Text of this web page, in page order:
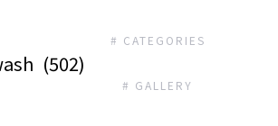
# CATEGORIES
(502)
# GALLERY